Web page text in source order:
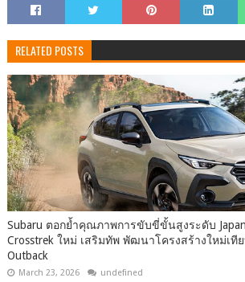
RELATED POSTS
Subaru ตอกย้ำคุณภาพการขับขี่ขั้นสูงระดับ Japan
Crosstrek ใหม่ เสริมทัพ พัฒนาโครงสร้างใหม่เที
Outback
March 23, 2026 undefined